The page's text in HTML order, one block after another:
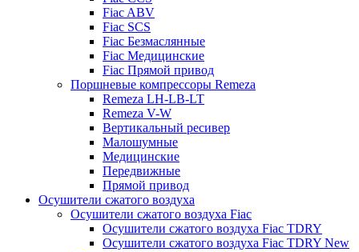
Fiac ABV
Fiac SCS
Fiac Безмаслянные
Fiac Медицинские
Fiac Прямой привод
Поршневые компрессоры Remeza
Remeza LH-LB-LT
Remeza V-W
Вертикальный ресивер
Малошумные
Медицинские
Передвижные
Прямой привод
Осушители сжатого воздуха
Осушители сжатого воздуха Fiac
Осушители сжатого воздуха Fiac TDRY
Осушители сжатого воздуха Fiac TDRY New